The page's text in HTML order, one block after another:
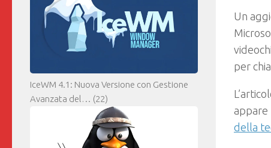
Un
per
appare
della
IceWM 4.1: Nuova Versione con Gestione
Avanzata del… (22)